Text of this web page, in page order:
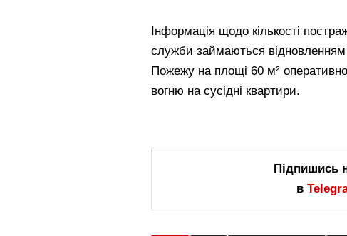
Інформація щодо кількості
служби займаються
Пожежу на площі 60 м²
вогню на сусідні квартири.
Підпишись
в